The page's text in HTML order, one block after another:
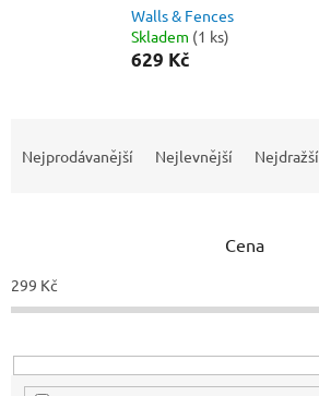
Walls & Fences
Skladem (1 ks)
629 Kč
p
r
o
u
Nejprodávanější Nejlevnější Nejdražší
Cena
299 Kč